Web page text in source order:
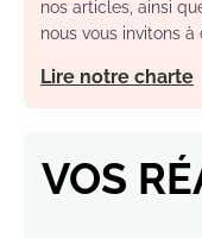
nos articles, ainsi
nous vous invitons
Lire notre charte
VOS